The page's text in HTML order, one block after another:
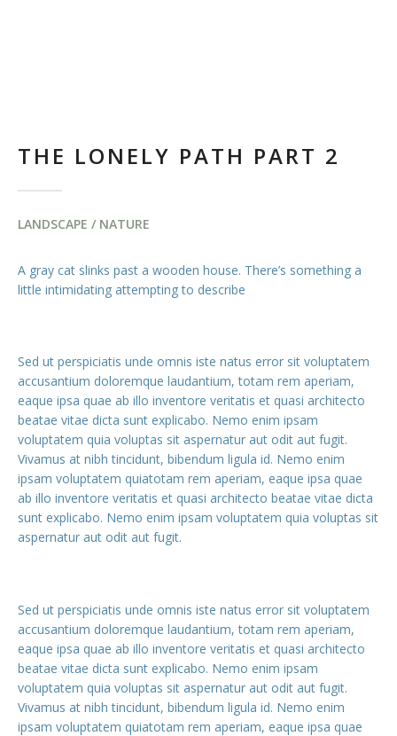
THE LONELY PATH PART 2
LANDSCAPE / NATURE
A gray cat slinks past a wooden house. There’s something a
little intimidating attempting to describe
Sed ut perspiciatis unde omnis iste natus error sit voluptatem
accusantium doloremque laudantium, totam rem aperiam,
eaque ipsa quae ab illo inventore veritatis et quasi architecto
beatae vitae dicta sunt explicabo. Nemo enim ipsam
voluptatem quia voluptas sit aspernatur aut odit aut fugit.
Vivamus at nibh tincidunt, bibendum ligula id. Nemo enim
ipsam voluptatem quiatotam rem aperiam, eaque ipsa quae
ab illo inventore veritatis et quasi architecto beatae vitae dicta
sunt explicabo. Nemo enim ipsam voluptatem quia voluptas sit
aspernatur aut odit aut fugit.
Sed ut perspiciatis unde omnis iste natus error sit voluptatem
accusantium doloremque laudantium, totam rem aperiam,
eaque ipsa quae ab illo inventore veritatis et quasi architecto
beatae vitae dicta sunt explicabo. Nemo enim ipsam
voluptatem quia voluptas sit aspernatur aut odit aut fugit.
Vivamus at nibh tincidunt, bibendum ligula id. Nemo enim
ipsam voluptatem quiatotam rem aperiam, eaque ipsa quae